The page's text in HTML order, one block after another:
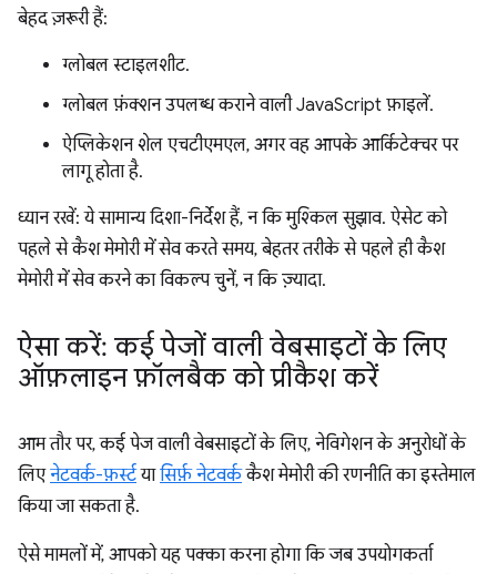
बेहद ज़रूरी हैं:
ग्लोबल स्टाइलशीट.
ग्लोबल फ़ंक्शन उपलब्ध कराने वाली JavaScript फ़ाइलें.
ऐप्लिकेशन शेल एचटीएमएल, अगर वह आपके आर्किटेक्चर पर
लागू होता है.
ध्यान रखें: ये सामान्य दिशा-निर्देश हैं, न कि मुश्किल सुझाव. ऐसेट को
पहले से कैश मेमोरी में सेव करते समय, बेहतर तरीके से पहले ही कैश
मेमोरी में सेव करने का विकल्प चुनें, न कि ज़्यादा.
ऐसा करें: कई पेजों वाली वेबसाइटों के लिए
ऑफ़लाइन फ़ॉलबैक को प्रीकैश करें
आम तौर पर, कई पेज वाली वेबसाइटों के लिए, नेविगेशन के अनुरोधों के
लिएनेटवर्क-फ़र्स्टयासिर्फ़ नेटवर्ककैश मेमोरी की रणनीति का इस्तेमाल
किया जा सकता है.
ऐसे मामलों में, आपको यह पक्का करना होगा कि जब उपयोगकर्ता